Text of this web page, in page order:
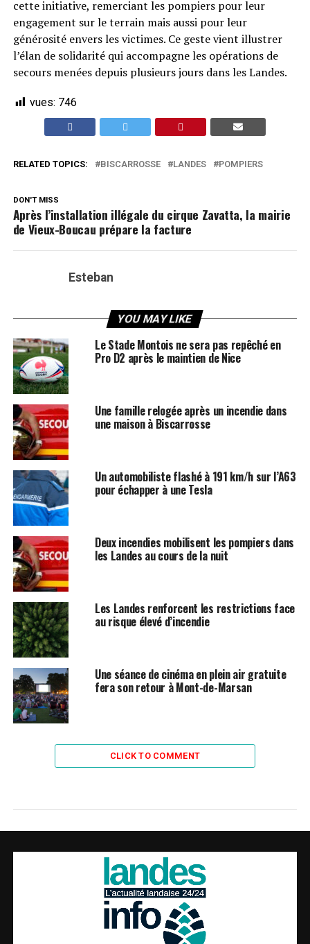
cette initiative, remerciant les pompiers pour leur
engagement sur le terrain mais aussi pour leur
générosité envers les victimes. Ce geste vient illustrer
l’élan de solidarité qui accompagne les opérations de
secours menées depuis plusieurs jours dans les Landes.
vues: 746
RELATED TOPICS: BISCARROSSE LANDES POMPIERS
DON'T MISS
Après l’installation illégale du cirque Zavatta, la mairie
de Vieux-Boucau prépare la facture
Esteban
YOU MAY LIKE
Le Stade Montois ne sera pas repêché en
Pro D2 après le maintien de Nice
Une famille relogée après un incendie dans
une maison à Biscarrosse
Un automobiliste flashé à 191 km/h sur l’A63
pour échapper à une Tesla
Deux incendies mobilisent les pompiers dans
les Landes au cours de la nuit
Les Landes renforcent les restrictions face
au risque élevé d’incendie
Une séance de cinéma en plein air gratuite
fera son retour à Mont-de-Marsan
CLICK TO COMMENT